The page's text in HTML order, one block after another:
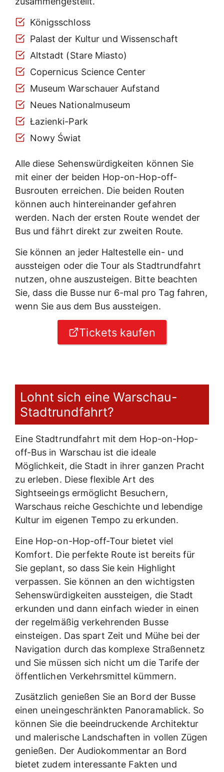
Königsschloss
Palast der Kultur und Wissenschaft
Altstadt (Stare Miasto)
Copernicus Science Center
Museum Warschauer Aufstand
Neues Nationalmuseum
Łazienki-Park
Nowy Świat
Alle diese Sehenswürdigkeiten können Sie
mit einer der beiden Hop-on-Hop-off-
Busrouten erreichen. Die beiden Routen
können auch hintereinander gefahren
werden. Nach der ersten Route wendet der
Bus und fährt direkt zur zweiten Route.
Sie können an jeder Haltestelle ein- und
aussteigen oder die Tour als Stadtrundfahrt
nutzen, ohne auszusteigen. Bitte beachten
Sie, dass die Busse nur 6-mal pro Tag fahren,
wenn Sie aus dem Bus aussteigen.
Tickets kaufen
Lohnt sich eine Warschau-
Stadtrundfahrt?
Eine Stadtrundfahrt mit dem Hop-on-Hop-
off-Bus in Warschau ist die ideale
Möglichkeit, die Stadt in ihrer ganzen Pracht
zu erleben. Diese flexible Art des
Sightseeings ermöglicht Besuchern,
Warschaus reiche Geschichte und lebendige
Kultur im eigenen Tempo zu erkunden.
Eine Hop-on-Hop-off-Tour bietet viel
Komfort. Die perfekte Route ist bereits für
Sie geplant, so dass Sie kein Highlight
verpassen. Sie können an den wichtigsten
Sehenswürdigkeiten aussteigen, die Stadt
erkunden und dann einfach wieder in einen
der regelmäßig verkehrenden Busse
einsteigen. Das spart Zeit und Mühe bei der
Navigation durch das komplexe Straßennetz
und Sie müssen sich nicht um die Tarife der
öffentlichen Verkehrsmittel kümmern.
Zusätzlich genießen Sie an Bord der Busse
einen uneingeschränkten Panoramablick. So
können Sie die beeindruckende Architektur
und malerische Landschaften in vollen Zügen
genießen. Der Audiokommentar an Bord
bietet zudem interessante Fakten und